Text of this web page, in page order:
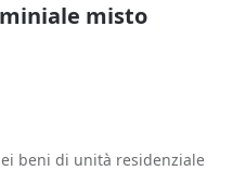
misto
beni di unità residenziale